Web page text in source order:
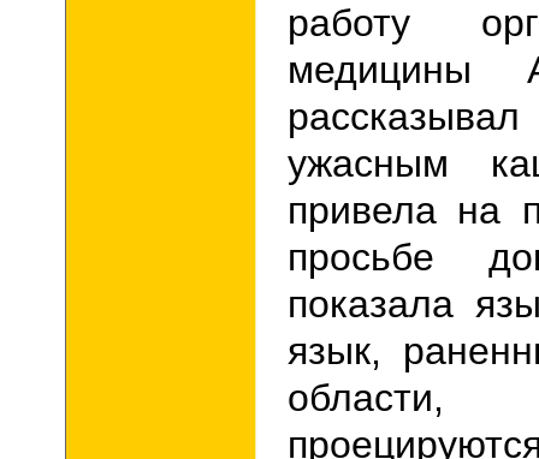
работу
медицины
ужасным
привела на
просьбе
показала
язык,
области,